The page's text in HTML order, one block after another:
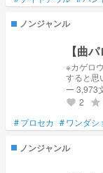
ノンジャンル
【曲
※カゲロ
すると思
の曲パロ
※曲パロ
ちゃん推
ー 3,973
favorite 2 grade
#プロセカ #ワンダシ
ノンジャンル